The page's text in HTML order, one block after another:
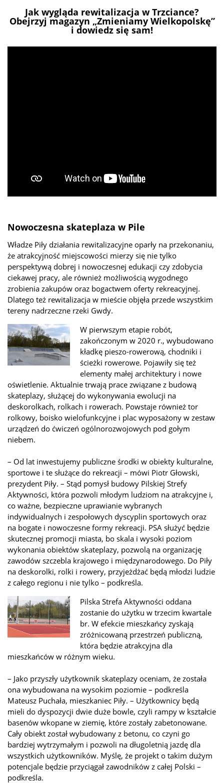
Jak wygląda rewitalizacja w Trzciance?
Obejrzyj magazyn „Zmieniamy Wielkopolskę”
i dowiedz się sam!
Nowoczesna skateplaza w Pile
Władze Piły działania rewitalizacyjne oparły na przekonaniu,
że atrakcyjność miejscowości mierzy się nie tylko
perspektywą dobrej i nowoczesnej edukacji czy zdobycia
ciekawej pracy, ale również możliwością wygodnego
zrobienia zakupów oraz bogactwem oferty rekreacyjnej.
Dlatego też rewitalizacja w mieście objęła przede wszystkim
tereny nadrzeczne rzeki Gwdy.
W pierwszym etapie robót,
zakończonym w 2020 r., wybudowano
kładkę pieszo-rowerową, chodniki i
ścieżki rowerowe. Pojawiły się też
elementy małej architektury i nowe
oświetlenie. Aktualnie trwają prace związane z budową
skateplazy, służącej do wykonywania ewolucji na
deskorolkach, rolkach i rowerach. Powstaje również tor
rolkowy, boisko wielofunkcyjne i plac wyposażony w zestaw
urządzeń do ćwiczeń ogólnorozwojowych pod gołym
niebem.
– Od lat inwestujemy publiczne środki w obiekty kulturalne,
sportowe i te służące do rekreacji – mówi Piotr Głowski,
prezydent Piły. – Stąd pomysł budowy Pilskiej Strefy
Aktywności, która pozwoli młodym ludziom na atrakcyjne i,
co ważne, bezpieczne uprawianie wybranych
indywidualnych i zespołowych dyscyplin sportowych oraz
na bogate i nowoczesne formy rekreacji. PSA służyć będzie
skutecznej promocji miasta, bo skala i wysoki poziom
wykonania obiektów skateplazy, pozwolą na organizację
zawodów szczebla krajowego i międzynarodowego. Do Piły
na deskorolki, rolki i rowery, przyjeżdżać będą młodzi ludzie
z całego regionu i nie tylko – podkreśla.
Pilska Strefa Aktywności oddana
zostanie do użytku w trzecim kwartale
br. W efekcie mieszkańcy zyskają
zróżnicowaną przestrzeń publiczną,
która będzie atrakcyjna dla
mieszkańców w różnym wieku.
– Jako przyszły użytkownik skateplazy oceniam, że została
ona wybudowana na wysokim poziomie – podkreśla
Mateusz Puchała, mieszkaniec Piły. – Użytkownicy będą
mieli do dyspozycji dwie duże bowle, czyli rampy w kształcie
basenów wkopane w ziemię, które zostały zabetonowane.
Cały obiekt został wybudowany z betonu, co czyni go
bardziej wytrzymałym i pozwoli na długoletnią jazdę dla
wszystkich użytkowników. Myślę, że projekt o takim dużym
potencjale będzie przyciągał zawodników z całej Polski –
podkreśla.